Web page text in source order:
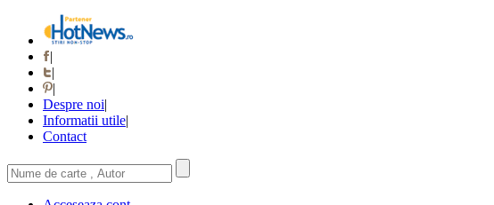
|
|
|
Despre noi|
Informatii utile|
Contact